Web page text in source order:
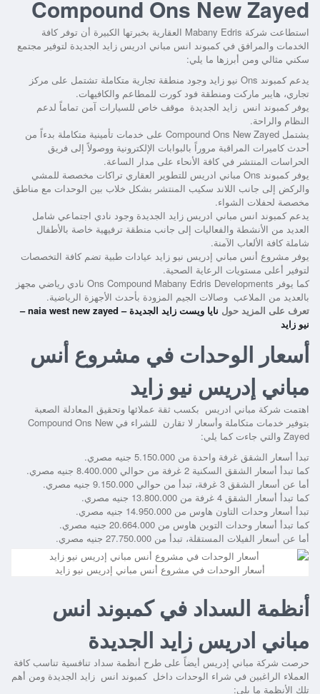
Compound Ons New Zayed
استطاعت شركة Mabany Edris العقارية بخبرتها الكبيرة أن توفر كافة
الخدمات والمرافق في كمبوند انس مباني ادريس زايد الجديدة لتوفير مجتمع
سكني مثالي ومن أبرزها ما يلي:
يدعم كمبوند Ons نيو زايد
وجود منطقة تجارية متكاملة تشتمل على مركز
تجاري، هايبر ماركت ومنطقة فود كورت للمطاعم والكافيهات.
يوفر كمبوند انس زايد الجديدة موقف خاص للسيارات آمن تماماً لدعم
النظام والراحة.
يشتمل Compound Ons New Zayed على خدمات تأمينية متكاملة بدءاً من
أحدث كاميرات المراقبة مروراً بالبوابات الإلكترونية ووصولاً إلى فريق
الحراسات المنتشر في كافة الأنحاء على مدار الساعة.
يوفر كمبوند Ons مباني ادريس للتطوير العقاري
تراكات مخصصة للمشي
والركض إلى جانب اللاند سكيب المنتشر بشكل خلاب بين الوحدات مع مناطق
مخصصة لحفلات الشواء.
يدعم كمبوند انس مباني ادريس زايد الجديدة وجود نادي اجتماعي شامل
العديد من الأنشطة والفعاليات إلى جانب منطقة ترفيهية خاصة بالأطفال
شاملة كافة الألعاب الآمنة.
يوفر مشروع أنس مباني إدريس نيو زايد عيادات طبية تضم كافة التخصصات
لتوفير أعلى مستويات الرعاية الصحية.
كما يوفر Ons Compound Mabany Edris Developments نادي رياضي مجهز
بالعديد من الملاعب وصالات الجيم المزودة بأحدث الأجهزة الرياضية.
تعرف على المزيد حول
نايا ويست زايد الجديدة – naia west new zayed –
نيو زايد
أسعار الوحدات في مشروع أنس
مباني إدريس نيو زايد
اهتمت شركة مباني ادريس بكسب ثقة عملائها وتحقيق المعادلة الصعبة
بتوفير خدمات متكاملة وأسعار لا تقارن للشراء في Compound Ons New
Zayed والتي جاءت كما يلي:
تبدأ أسعار الشقق غرفة واحدة من 5.150.000 جنيه مصري.
كما تبدأ أسعار الشقق السكنية 2 غرفة من حوالي 8.400.000 جنيه مصري.
أما عن أسعار الشقق 3 غرفة، تبدأ من حوالي 9.150.000 جنيه مصري.
كما تبدأ أسعار الشقق 4 غرفة من 13.800.000 جنيه مصري.
تبدأ أسعار وحدات التاون هاوس من 14.950.000 جنيه مصري.
كما تبدأ أسعار وحدات التوين هاوس من 20.664.000 جنيه مصري.
أما عن أسعار الفيلات المستقلة، تبدأ من 27.750.000 جنيه مصري.
أسعار الوحدات في مشروع أنس مباني إدريس نيو زايد
أنظمة السداد في كمبوند انس
مباني ادريس زايد الجديدة
حرصت شركة مباني إدريس أيضاً على طرح أنظمة سداد تنافسية تناسب كافة
العملاء الراغبين في شراء الوحدات داخل كمبوند انس زايد الجديدة ومن أهم
تلك الأنظمة ما يلي: